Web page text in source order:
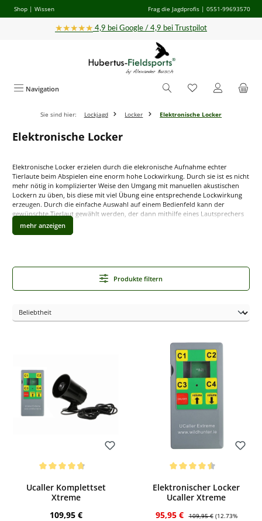
Zum Hauptinhalt springen
Shop | Wissen Frag die Jagdprofis | 0551-99693570
★★★★★ 4,9 bei Google / 4,9 bei Trustpilot
Navigation
Sie sind hier: Lockjagd Locker Elektronische Locker
Elektronische Locker
Elektronische Locker erzielen durch die elekronische Aufnahme echter
Tierlaute beim Abspielen eine enorm hohe Lockwirkung. Durch sie ist es nicht
mehr nötig in komplizierter Weise den Umgang mit manuellen akustischen
Lockern zu üben, bis diese mit viel Übung eine entsprechende Lockwirkung
erzeugen. Durch die einfache Auswahl auf einem Bedienfeld kann der
gewünschte Tierlaut gewählt werden, der dann mithilfe eines Lautsprechers
über weite Distanzen zu vernehmen ist.
Bitte beachten Sie, dass der Einsatz von elektronischen Lockern zur Erlegung
Produkte filtern
Bewerten
Ucaller Komplettset
Xtreme
Regulärer Preis:
109,95 €
Bewerten
Elektronischer Locker
Ucaller Xtreme
Verkaufspreis:
95,95 € Regulärer Preis:
109,95 € (12.73%